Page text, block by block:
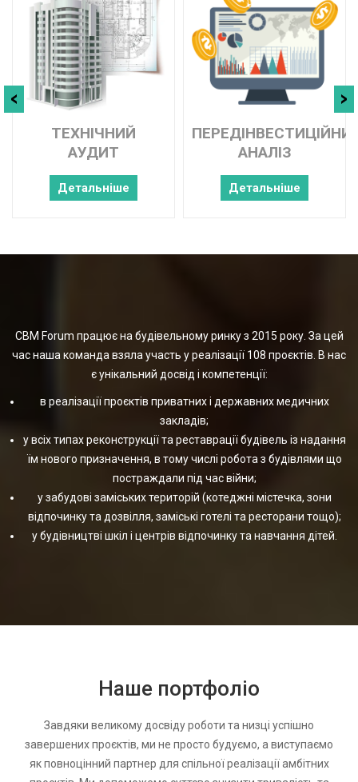
ТЕХНІЧНИЙ
АУДИТ
Детальніше
АНАЛІЗ
Детальніше
CBM Forum працює на будівельному ринку з 2015 року. За цей
час наша команда взяла участь у реалізації 108 проєктів. В нас
є унікальний досвід і компетенції:
в реалізації проєктів приватних і державних медичних
закладів;
у всіх типах реконструкції та реставрації будівель із надання
їм нового призначення, в тому числі робота з будівлями що
постраждали під час війни;
у забудові заміських територій (котеджні містечка, зони
відпочинку та дозвілля, заміські готелі та ресторани тощо);
у будівництві шкіл і центрів відпочинку та навчання дітей.
Наше портфоліо
Завдяки великому досвіду роботи та низці успішно
завершених проєктів, ми не просто будуємо, а виступаємо
як повноцінний партнер для спільної реалізації амбітних